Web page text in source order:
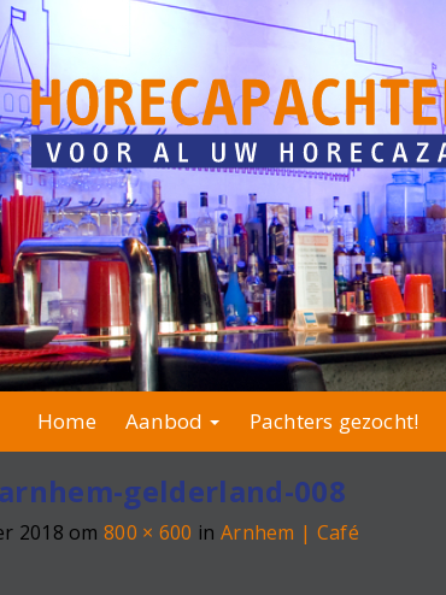
Home Aanbod Pachters gezocht!
gelderland-008
2018 om800 × 600 in Arnhem | Café